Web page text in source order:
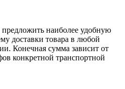
наиболее удобную
доставки товара в любой
Конечная сумма зависит от
конкретной транспортной